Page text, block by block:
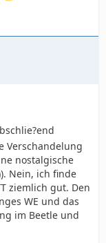
Verschandelung
nostalgische
Nein, ich finde
ziemlich gut. Den
WE und das
im Beetle und